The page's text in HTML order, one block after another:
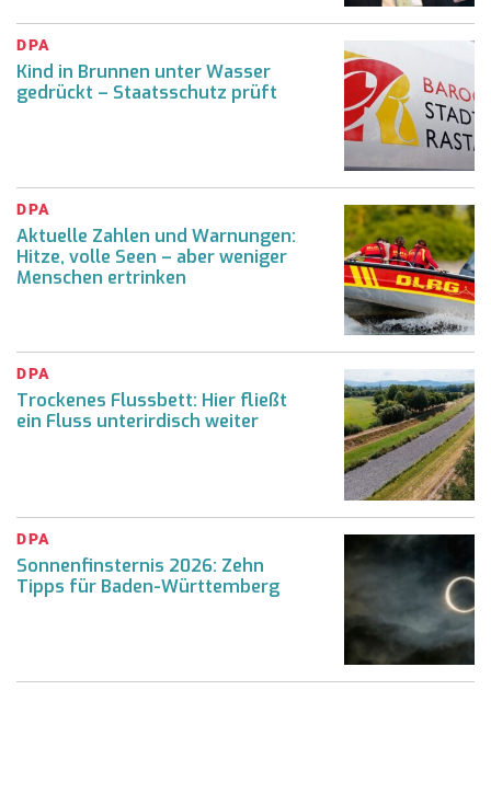
DPA
Kind in Brunnen unter Wasser
gedrückt – Staatsschutz prüft
DPA
Aktuelle Zahlen und Warnungen:
Hitze, volle Seen – aber weniger
Menschen ertrinken
DPA
Trockenes Flussbett: Hier fließt
ein Fluss unterirdisch weiter
DPA
Sonnenfinsternis 2026: Zehn
Tipps für Baden-Württemberg